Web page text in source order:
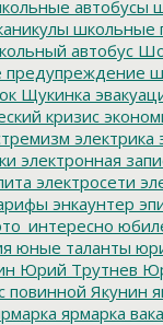
автобусы
школьные
автобус
Щукинка
кризис
электрика
электронная
электросети
энкаунтер
юные таланты
Юрий Трутнев
повинной Якунин
ярмарка